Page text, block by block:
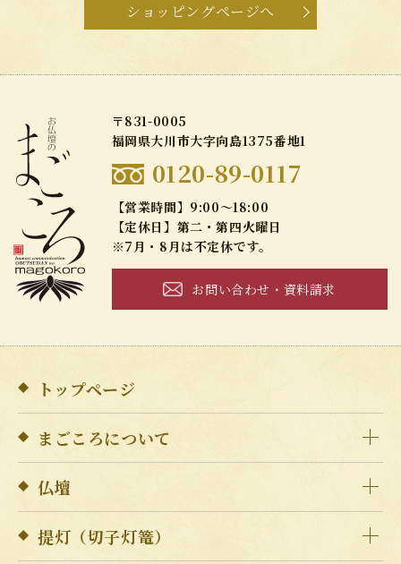
ショッピングページへ
〒831-0005
福岡県大川市大字向島1375番地1
0120-89-0117
【営業時間】9:00～18:00
【定休日】第二・第四火曜日
※7月・8月は不定休です。
お問い合わせ・資料請求
トップページ
まごころについて
仏壇
提灯（切子灯篭）